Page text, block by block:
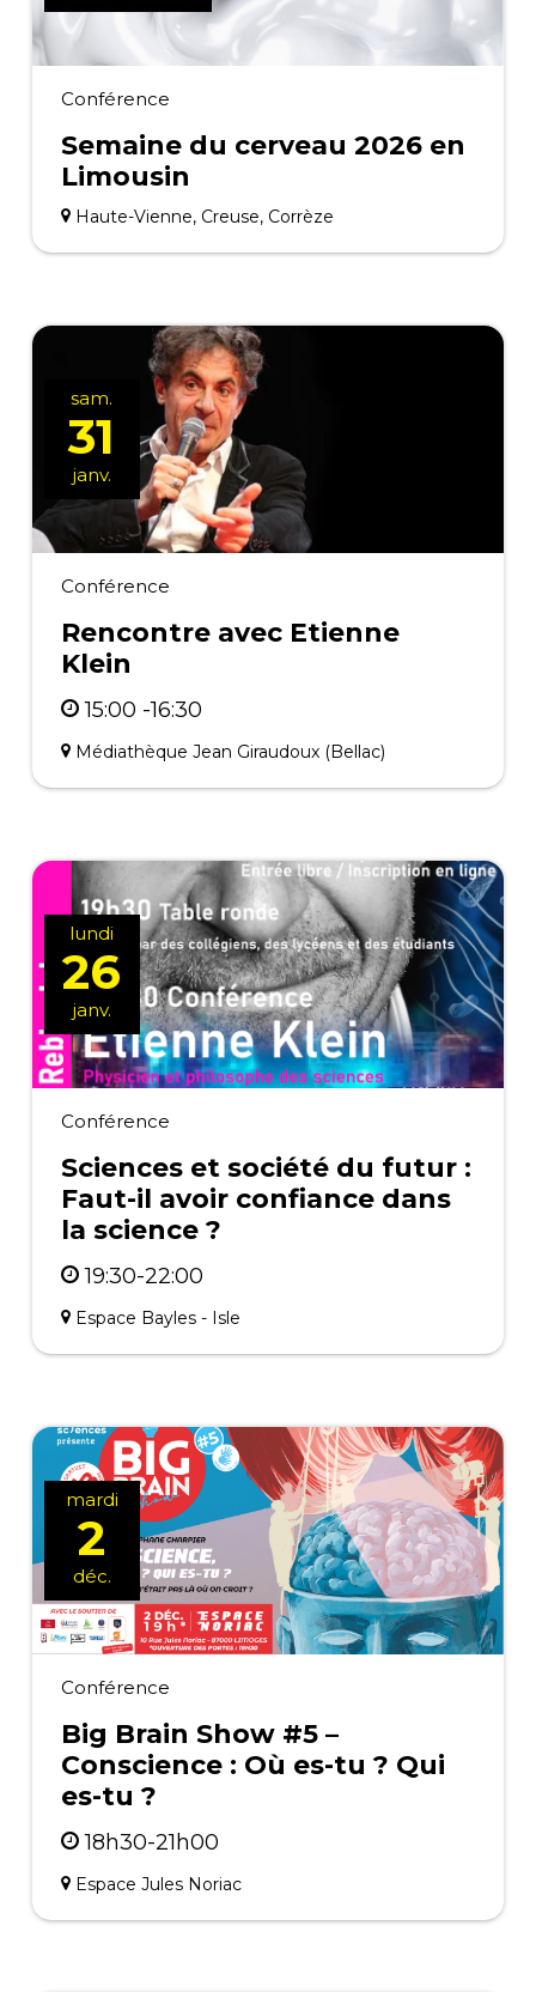
Conférence
Semaine du cerveau 2026 en
Limousin
Haute-Vienne, Creuse, Corrèze
Conférence
Rencontre avec Etienne
Klein
15:00 -16:30
Médiathèque Jean Giraudoux (Bellac)
sam.
31
janv.
Conférence
Sciences et société du futur :
Faut-il avoir confiance dans
la science ?
19:30-22:00
Espace Bayles - Isle
lundi
26
janv.
Conférence
Big Brain Show #5 –
Conscience : Où es-tu ? Qui
es-tu ?
18h30-21h00
Espace Jules Noriac
mardi
2
déc.